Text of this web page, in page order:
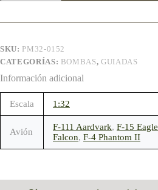
SKU: PM32-0152
CATEGORÍAS: BOMBAS,GUIADAS
Información adicional
Escala 1:32
Avión F-111 Aardvark, F-15 Eagle
Falcon, F-4 Phantom II